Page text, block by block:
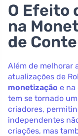
O Efeito
na
de
Além de melhorar
atualizações de
monetização e na
tem se tornado
criadores,
independentes
criações, mas